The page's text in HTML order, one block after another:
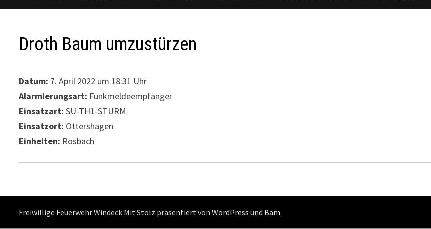
Droth Baum umzustürzen
Datum: 7. April 2022 um 18:31 Uhr
Alarmierungsart: Funkmeldeempfänger
Einsatzart: SU-TH1-STURM
Einsatzort: Öttershagen
Einheiten: Rosbach
Freiwillige Feuerwehr Windeck Mit Stolz präsentiert vonWordPress und Bam.